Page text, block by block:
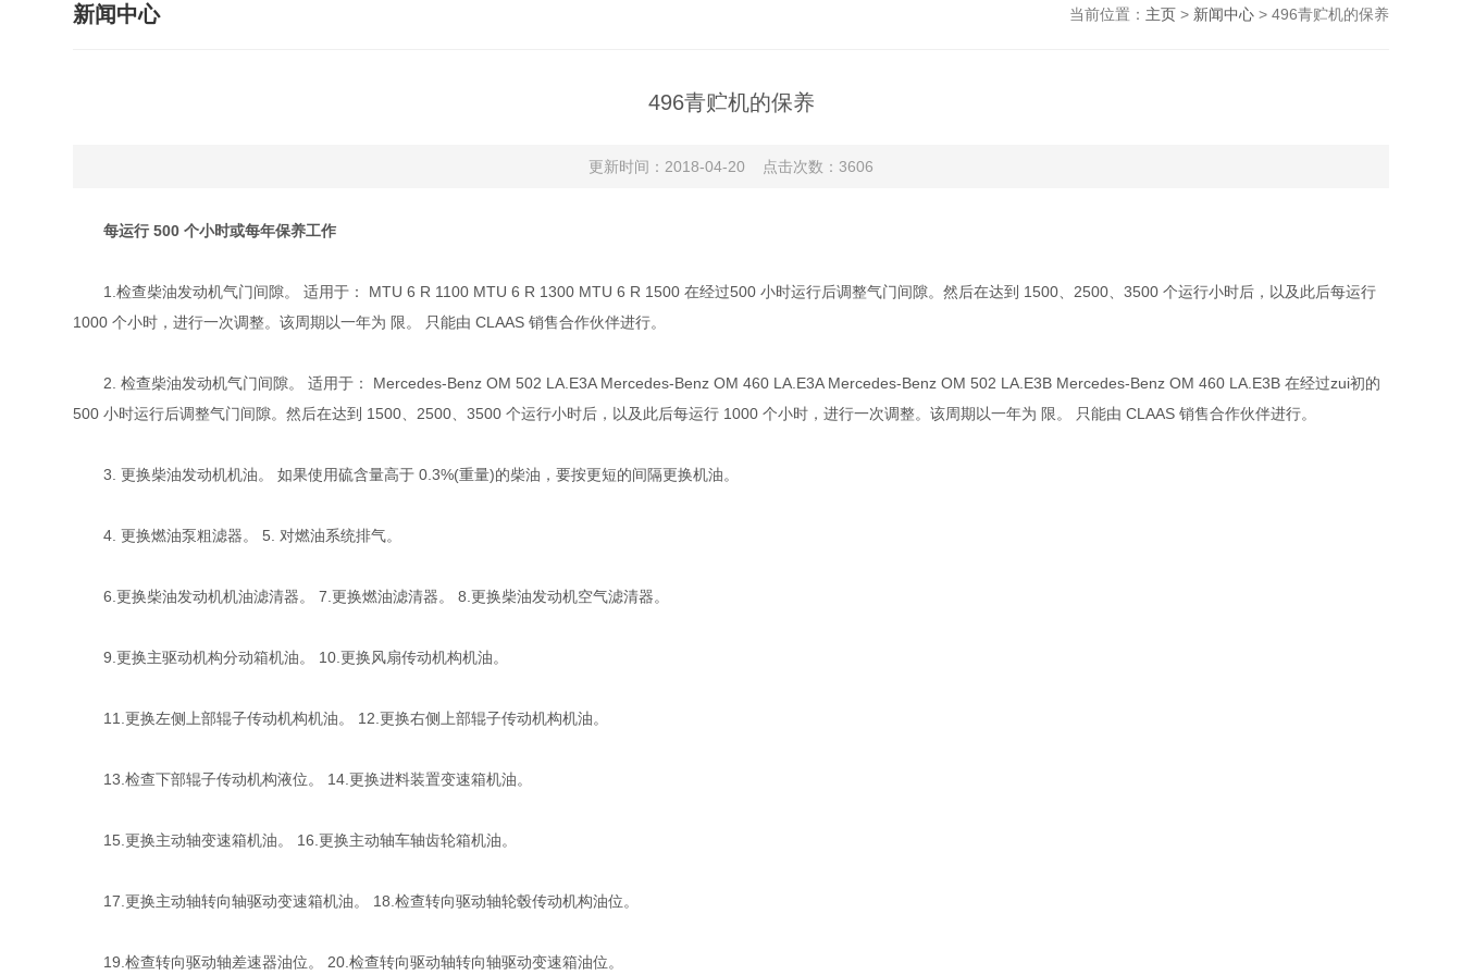
新闻中心 当前位置： 主页> 新闻中心> 496青贮机的保养
496青贮机的保养
更新时间：2018-04-20 点击次数：3606
每运行 500 个小时或每年保养工作
1.检查柴油发动机气门间隙。 适用于： MTU 6 R 1100 MTU 6 R 1300 MTU 6 R 1500 在经过500 小时运行后调整气门间隙。然后在达到 1500、2500、3500 个运行小时后，以及此后每运行
1000 个小时，进行一次调整。该周期以一年为 限。 只能由 CLAAS 销售合作伙伴进行。
2. 检查柴油发动机气门间隙。 适用于： Mercedes-Benz OM 502 LA.E3A Mercedes-Benz OM 460 LA.E3A Mercedes-Benz OM 502 LA.E3B Mercedes-Benz OM 460 LA.E3B 在经过zui初的
500 小时运行后调整气门间隙。然后在达到 1500、2500、3500 个运行小时后，以及此后每运行 1000 个小时，进行一次调整。该周期以一年为 限。 只能由 CLAAS 销售合作伙伴进行。
3. 更换柴油发动机机油。 如果使用硫含量高于 0.3%(重量)的柴油，要按更短的间隔更换机油。
4. 更换燃油泵粗滤器。 5. 对燃油系统排气。
6.更换柴油发动机机油滤清器。 7.更换燃油滤清器。 8.更换柴油发动机空气滤清器。
9.更换主驱动机构分动箱机油。 10.更换风扇传动机构机油。
11.更换左侧上部辊子传动机构机油。 12.更换右侧上部辊子传动机构机油。
13.检查下部辊子传动机构液位。 14.更换进料装置变速箱机油。
15.更换主动轴变速箱机油。 16.更换主动轴车轴齿轮箱机油。
17.更换主动轴转向轴驱动变速箱机油。 18.检查转向驱动轴轮毂传动机构油位。
19.检查转向驱动轴差速器油位。 20.检查转向驱动轴转向轴驱动变速箱油位。